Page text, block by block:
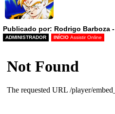
Publicado por: Rodrigo Barboza -
ADMINISTRADOR INÍCIO Assistir Online